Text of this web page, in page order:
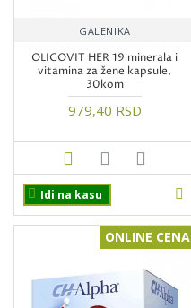
GALENIKA
OLIGOVIT HER 19 minerala i
vitamina za žene kapsule,
30kom
979,40 RSD
Idi na kasu
ONLINE CENA